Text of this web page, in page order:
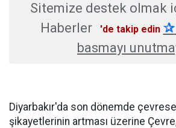
Sitemize destek olmak
Haberler
'de takip edin ✰
basmayı
Diyarbakır'da son dönemde
şikayetlerinin artması üzerine